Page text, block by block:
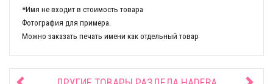
*Имя не входит в стоимость товара
Фотография для примера.
Можно заказать печать имени как отдельный товар